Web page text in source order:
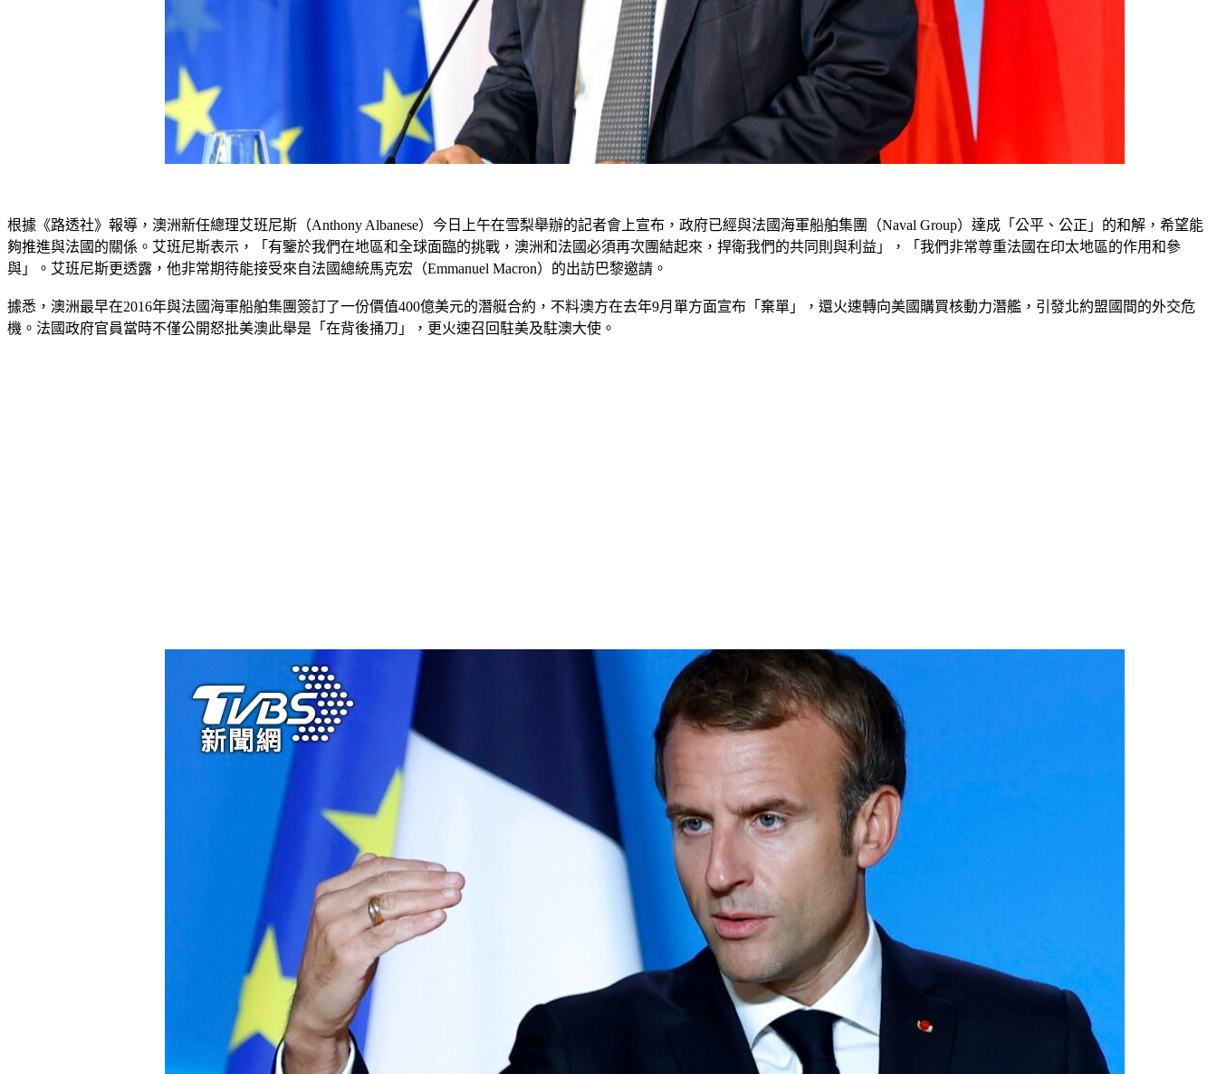
根據《路透社》報導，澳洲新任總理艾班尼斯（Anthony Albanese）今日上午在雪梨舉辦的記者會上宣布，政府已經與法國海軍船舶集團（Naval Group）達成「公平、公正」的和解，希望能
夠推進與法國的關係。艾班尼斯表示，「有鑒於我們在地區和全球面臨的挑戰，澳洲和法國必須再次團結起來，捍衛我們的共同則與利益」，「我們非常尊重法國在印太地區的作用和參
與」。艾班尼斯更透露，他非常期待能接受來自法國總統馬克宏（Emmanuel Macron）的出訪巴黎邀請。
據悉，澳洲最早在2016年與法國海軍船舶集團簽訂了一份價值400億美元的潛艇合約，不料澳方在去年9月單方面宣布「棄單」，還火速轉向美國購買核動力潛艦，引發北約盟國間的外交危
機。法國政府官員當時不僅公開怒批美澳此舉是「在背後捅刀」，更火速召回駐美及駐澳大使。